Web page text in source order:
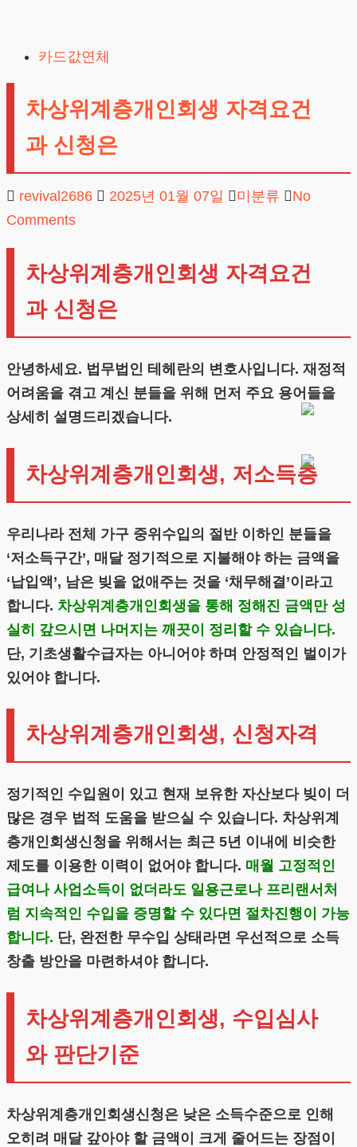
content
카드값연체
차상위계층개인회생 자격요건
과 신청은
revival2686 2025년 01월 07일 미분류
No
Comments
차상위계층개인회생 자격요건
과 신청은
안녕하세요. 법무법인 테헤란의 변호사입니다. 재정적
어려움을 겪고 계신 분들을 위해 먼저 주요 용어들을
상세히 설명드리겠습니다.
차상위계층개인회생, 저소득층
우리나라 전체 가구 중위수입의 절반 이하인 분들을
‘저소득구간’, 매달 정기적으로 지불해야 하는 금액을
‘납입액’, 남은 빚을 없애주는 것을 ‘채무해결’이라고
합니다. 차상위계층개인회생을 통해 정해진 금액만 성
실히 갚으시면 나머지는 깨끗이 정리할 수 있습니다.
단, 기초생활수급자는 아니어야 하며 안정적인 벌이가
있어야 합니다.
차상위계층개인회생, 신청자격
정기적인 수입원이 있고 현재 보유한 자산보다 빚이 더
많은 경우 법적 도움을 받으실 수 있습니다. 차상위계
층개인회생신청을 위해서는 최근 5년 이내에 비슷한
제도를 이용한 이력이 없어야 합니다. 매월 고정적인
급여나 사업소득이 없더라도 일용근로나 프리랜서처
럼 지속적인 수입을 증명할 수 있다면 절차진행이 가능
합니다. 단, 완전한 무수입 상태라면 우선적으로 소득
창출 방안을 마련하셔야 합니다.
차상위계층개인회생, 수입심사
와 판단기준
차상위계층개인회생신청은 낮은 소득수준으로 인해
오히려 매달 갚아야 할 금액이 크게 줄어드는 장점이